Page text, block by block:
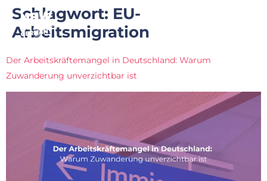
Schlagwort: EU-
Arbeitsmigration
Der Arbeitskräftemangel in Deutschland: Warum
Zuwanderung unverzichtbar ist